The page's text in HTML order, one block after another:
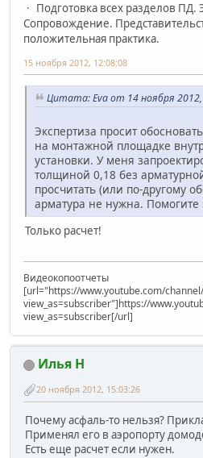
Подготовка всех разделов ПД.
Сопровождение.
положительная практика.
15 ноября 2012, 12:08:08
Цитата: Eva от 14 ноября
Экспертиза просит
на монтажной площадке
установки. У меня
толщиной 0,18 без
просчитать (или по-другому
арматура не нужна. Помогите
Только расчет!
Видеокопоотчеты
[url="https://www.youtube.com/channel/
view_as=subscriber"]https://
view_as=subscriber[/url]
Илья Н
20 ноября 2012, 15:03:26
Почему асфаль-то нельзя?
Применял его в аэропорту
Есть еще расчет если нужен.